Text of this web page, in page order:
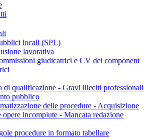
locali (SPL)
lavorativa
giudicatrici e CV dei component
di qualificazione - Gravi illeciti professionali
pubblico
delle procedure - Acquisizione
opere incompiute - Mancata redazione
procedure in formato tabellare